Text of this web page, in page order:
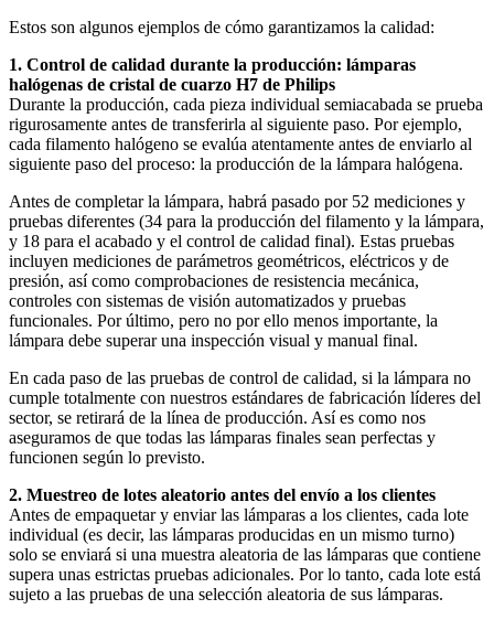
Estos son algunos ejemplos de cómo garantizamos la calidad:
1. Control de calidad durante la producción: lámparas
halógenas de cristal de cuarzo H7 de Philips
Durante la producción, cada pieza individual semiacabada se prueba
rigurosamente antes de transferirla al siguiente paso. Por ejemplo,
cada filamento halógeno se evalúa atentamente antes de enviarlo al
siguiente paso del proceso: la producción de la lámpara halógena.
Antes de completar la lámpara, habrá pasado por 52 mediciones y
pruebas diferentes (34 para la producción del filamento y la lámpara,
y 18 para el acabado y el control de calidad final). Estas pruebas
incluyen mediciones de parámetros geométricos, eléctricos y de
presión, así como comprobaciones de resistencia mecánica,
controles con sistemas de visión automatizados y pruebas
funcionales. Por último, pero no por ello menos importante, la
lámpara debe superar una inspección visual y manual final.
En cada paso de las pruebas de control de calidad, si la lámpara no
cumple totalmente con nuestros estándares de fabricación líderes del
sector, se retirará de la línea de producción. Así es como nos
aseguramos de que todas las lámparas finales sean perfectas y
funcionen según lo previsto.
2. Muestreo de lotes aleatorio antes del envío a los clientes
Antes de empaquetar y enviar las lámparas a los clientes, cada lote
individual (es decir, las lámparas producidas en un mismo turno)
solo se enviará si una muestra aleatoria de las lámparas que contiene
supera unas estrictas pruebas adicionales. Por lo tanto, cada lote está
sujeto a las pruebas de una selección aleatoria de sus lámparas.